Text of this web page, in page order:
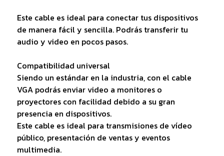
Este cable es ideal para conectar tus dispositivos
de manera fácil y sencilla. Podrás transferir tu
audio y video en pocos pasos.
Compatibilidad universal
Siendo un estándar en la industria, con el cable
VGA podrás enviar video a monitores o
proyectores con facilidad debido a su gran
presencia en dispositivos.
Este cable es ideal para transmisiones de vídeo
público, presentación de ventas y eventos
multimedia.